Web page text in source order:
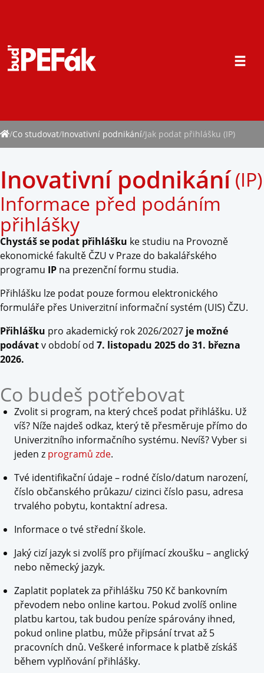
PROČ PEF
PODAT PŘIHLÁŠKU
/Co studovat/Inovativní podnikání/Jak podat přihlášku (IP)
Inovativní podnikání (IP)
Informace před podáním
přihlášky
Chystáš se podat přihlášku ke studiu na Provozně
ekonomické fakultě ČZU v Praze do bakalářského
programu IP na prezenční formu studia.
Přihlášku lze podat pouze formou elektronického
formuláře přes Univerzitní informační systém (UIS) ČZU.
Přihlášku pro akademický rok 2026/2027 je možné
podávatv období od 7. listopadu 2025 do 31. března
2026.
Co budeš potřebovat
Zvolit si program, na který chceš podat přihlášku. Už
víš? Níže najdeš odkaz, který tě přesměruje přímo do
Univerzitního informačního systému. Nevíš? Vyber si
jeden z programů zde.
Tvé identifikační údaje – rodné číslo/datum narození,
číslo občanského průkazu/ cizinci číslo pasu, adresa
trvalého pobytu, kontaktní adresa.
Informace o tvé střední škole.
Jaký cizí jazyk si zvolíš pro přijímací zkoušku – anglický
nebo německý jazyk.
Zaplatit poplatek za přihlášku 750 Kč bankovním
převodem nebo online kartou. Pokud zvolíš online
platbu kartou, tak budou peníze spárovány ihned,
pokud online platbu, může připsání trvat až 5
pracovních dnů. Veškeré informace k platbě získáš
během vyplňování přihlášky.